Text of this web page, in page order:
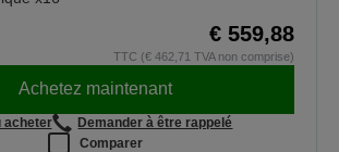
€ 559,88
TTC (€ 462,71 TVA non comprise)
Achetez maintenant
acheter
Demander à être rappelé
Comparer